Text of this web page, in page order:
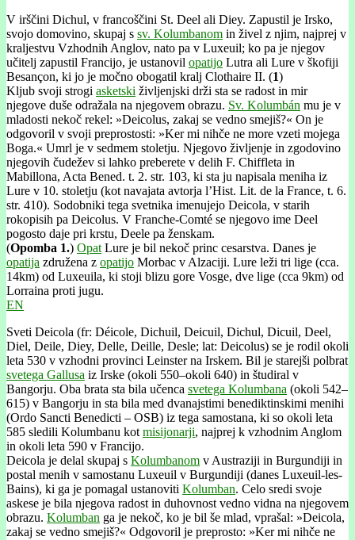
V irščini Dichul, v francoščini St. Deel ali Diey. Zapustil je Irsko,
svojo domovino, skupaj s sv. Kolumbanom in živel z njim, najprej v
kraljestvu Vzhodnih Anglov, nato pa v Luxeuil; ko pa je njegov
učitelj zapustil Francijo, je ustanovil opatijo Lutra ali Lure v škofiji
Besançon, ki jo je močno obogatil kralj Clothaire II. (1)
Kljub svoji strogi asketski življenjski drži sta se radost in mir
njegove duše odražala na njegovem obrazu. Sv. Kolumbán mu je v
mladosti nekoč rekel: »Deicolus, zakaj se vedno smejiš?« On je
odgovoril v svoji preprostosti: »Ker mi nihče ne more vzeti mojega
Boga.« Umrl je v sedmem stoletju. Njegovo življenje in zgodovino
njegovih čudežev si lahko preberete v delih F. Chiffleta in
Mabillona, Acta Bened. t. 2. str. 103, ki sta ju napisala meniha iz
Lure v 10. stoletju (kot navajata avtorja l’Hist. Lit. de la France, t. 6.
str. 410). Sodobniki tega svetnika imenujejo Deicola, v starih
rokopisih pa Deicolus. V Franche-Comté se njegovo ime Deel
pogosto daje pri krstu, Deele pa ženskam.
(Opomba 1.) Opat Lure je bil nekoč princ cesarstva. Danes je
opatija združena z opatijo Morbac v Alzaciji. Lure leži tri lige (cca.
14km) od Luxeuila, ki stoji blizu gore Vosge, dve lige (cca 9km) od
Lorraina proti jugu.
EN
Sveti Deicola (fr: Déicole, Dichuil, Deicuil, Dichul, Dicuil, Deel,
Diel, Deile, Diey, Delle, Deille, Desle; lat: Deicolus) se je rodil okoli
leta 530 v vzhodni provinci Leinster na Irskem. Bil je starejši polbrat
svetega Gallusa iz Irske (okoli 550–okoli 640) in študiral v
Bangorju. Oba brata sta bila učenca svetega Kolumbana (okoli 542–
615) v Bangorju in sta bila med dvanajstimi benediktinskimi menihi
(Ordo Sancti Benedicti – OSB) iz tega samostana, ki so okoli leta
585 sledili Kolumbanu kot misijonarji, najprej k vzhodnim Anglom
in okoli leta 590 v Francijo.
Deicola je delal skupaj s Kolumbanom v Austraziji in Burgundiji in
postal menih v samostanu Luxeuil v Burgundiji (danes Luxeuil-les-
Bains), ki ga je pomagal ustanoviti Kolumban. Celo sredi svoje
askese je bila njegova radost in duhovnost vedno vidna na njegovem
obrazu. Kolumban ga je nekoč, ko je bil še mlad, vprašal: »Deicola,
zakaj se vedno smejiš?« Odgovoril je preprosto: »Ker mi nihče ne